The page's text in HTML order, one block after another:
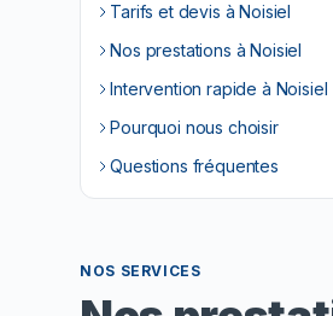
Tarifs et devis à Noisiel
Nos prestations à Noisiel
Intervention rapide à Noisiel
Pourquoi nous choisir
Questions fréquentes
NOS SERVICES